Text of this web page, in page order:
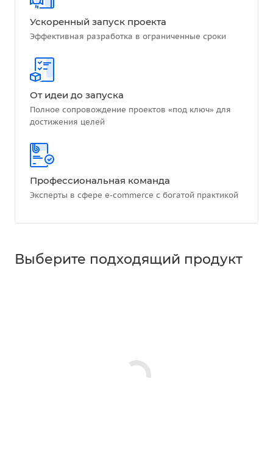
Ускоренный запуск проекта
Эффективная разработка в ограниченные сроки
От идеи до запуска
Полное сопровождение проектов «под ключ» для
достижения целей
Профессиональная команда
Эксперты в сфере e-commerce с богатой практикой
Выберите подходящий продукт